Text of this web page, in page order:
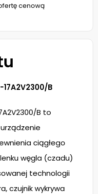
cenową
17A2V2300/B
B to
ciągłego
węgla (czadu)
technologii
czujnik wykrywa